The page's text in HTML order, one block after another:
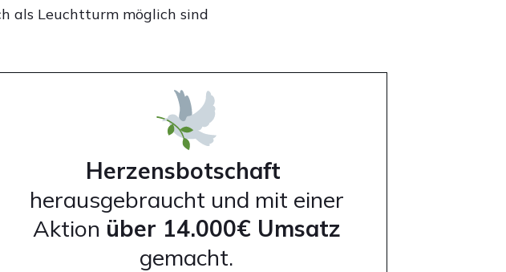
als Leuchtturm möglich sind
Herzensbotschaft
herausgebraucht und mit einer
Aktion über 14.000€ Umsatz
gemacht.